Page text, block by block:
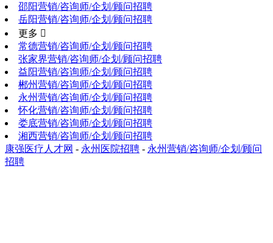
邵阳营销/咨询师/企划/顾问招聘
岳阳营销/咨询师/企划/顾问招聘
更多 
常德营销/咨询师/企划/顾问招聘
张家界营销/咨询师/企划/顾问招聘
益阳营销/咨询师/企划/顾问招聘
郴州营销/咨询师/企划/顾问招聘
永州营销/咨询师/企划/顾问招聘
怀化营销/咨询师/企划/顾问招聘
娄底营销/咨询师/企划/顾问招聘
湘西营销/咨询师/企划/顾问招聘
康强医疗人才网 - 永州医院招聘 - 永州营销/咨询师/企划/顾问
招聘